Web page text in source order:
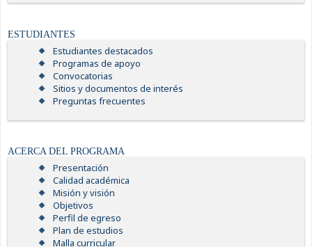
ESTUDIANTES
Estudiantes destacados
Programas de apoyo
Convocatorias
Sitios y documentos de interés
Preguntas frecuentes
ACERCA DEL PROGRAMA
Presentación
Calidad académica
Misión y visión
Objetivos
Perfil de egreso
Plan de estudios
Malla curricular